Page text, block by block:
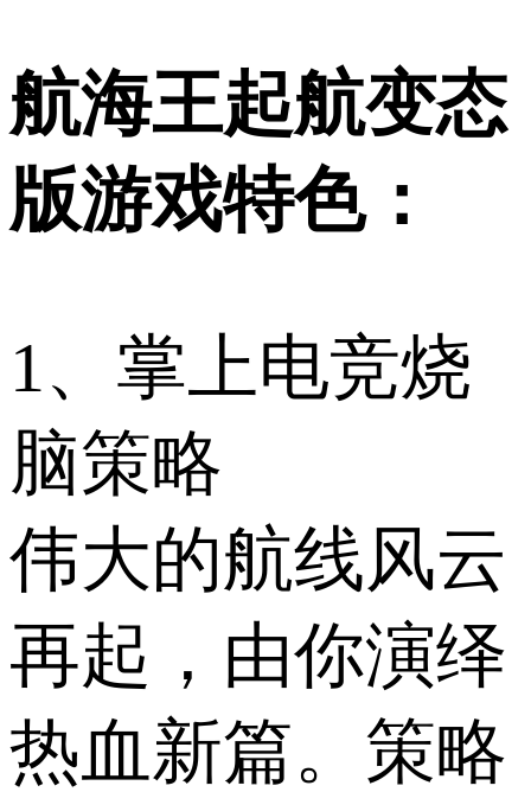
航海王起航变态
版游戏特色：
1、掌上电竞烧
脑策略
伟大的航线风云
再起，由你演绎
热血新篇。策略